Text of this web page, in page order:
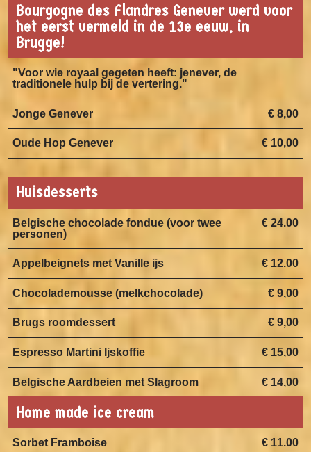
Bourgogne des Flandres Genever werd voor
het eerst vermeld in de 13e eeuw, in
Brugge!
"Voor wie royaal gegeten heeft: jenever, de
traditionele hulp bij de vertering."
€ 8,00
Jonge Genever
€ 10,00
Oude Hop Genever
Huisdesserts
€ 24.00
Belgische chocolade fondue (voor twee
personen)
€ 12.00
Appelbeignets met Vanille ijs
€ 9,00
Chocolademousse (melkchocolade)
€ 9,00
Brugs roomdessert
€ 15,00
Espresso Martini Ijskoffie
€ 14,00
Belgische Aardbeien met Slagroom
Home made ice cream
€ 11.00
Sorbet Framboise